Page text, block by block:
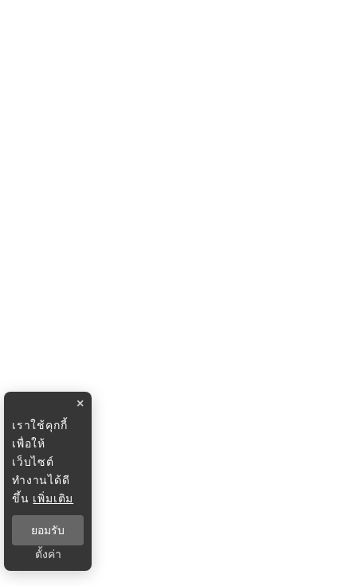
×
เราใช้คุกกี้
เพื่อให้
เว็บไซต์
ทำงานได้ดี
ขึ้น เพิ่มเติม
ยอมรับ
ตั้งค่า